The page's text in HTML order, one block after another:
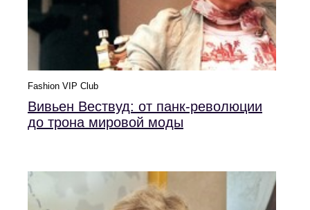
Fashion VIP Club
Вивьен Вествуд: от панк-революции
до трона мировой моды